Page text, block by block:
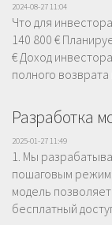
2024-08-27 11:04
Что для
140 800 €
€ Доход
полного возврата
Разработка
2025-01-27 11:49
1. Мы
пошаговым
модель
бесплатный